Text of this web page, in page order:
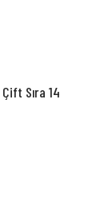
Sıra 14